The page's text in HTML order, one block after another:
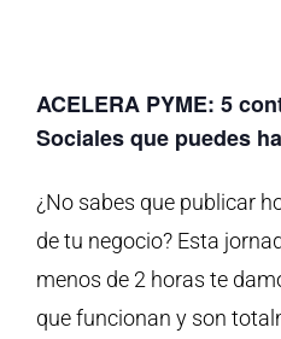
ACELERA PYME: 5
Sociales que puedes
¿No sabes que publicar
de tu negocio? Esta
menos de 2 horas te
que funcionan y son